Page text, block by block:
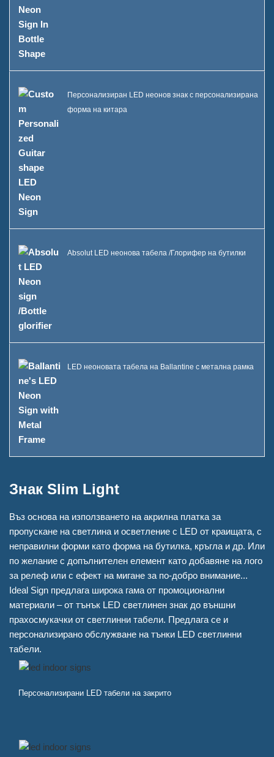
Каталог
Случай
Кутия E LED квадратна
ледена кофа
Дисплей с форма на смола
на корпус D X
Охладител за лед за
търкаляне на корпус C
Кутия B LED кофа за лед
А
Често задавани въпроси
Новини
Персонализиран LED неонов знак с персонализирана
форма на китара
Absolut LED неонова табела /Глорифер на бутилки
LED неоновата табела на Ballantine с метална рамка
Знак Slim Light
Въз основа на използването на акрилна платка за
пропускане на светлина и осветление с LED от краищата, с
неправилни форми като форма на бутилка, кръгла и др. Или
по желание с допълнителен елемент като добавяне на лого
за релеф или с ефект на мигане за по-добро внимание...
Ideal Sign предлага широка гама от промоционални
материали – от тънък LED светлинен знак до външни
прахосмукачки от светлинни табели. Предлага се и
персонализирано обслужване на тънки LED светлинни
табели.
Персонализирани LED табели на закрито